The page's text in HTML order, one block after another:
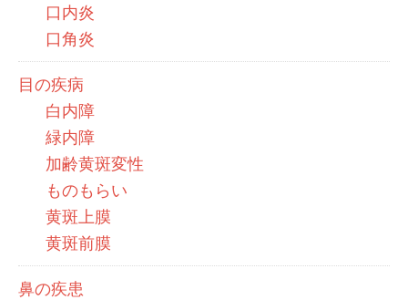
口内炎
口角炎
目の疾病
白内障
緑内障
加齢黄斑変性
ものもらい
黄斑上膜
黄斑前膜
鼻の疾患